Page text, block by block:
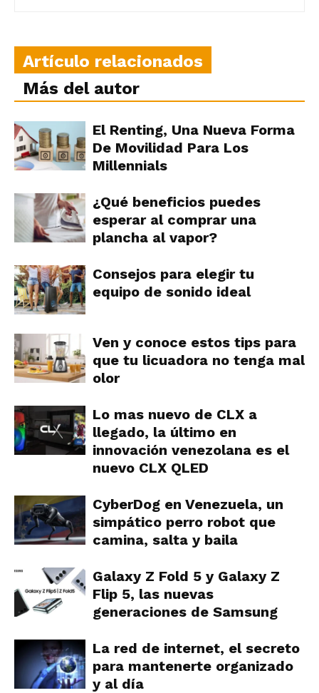
Artículo relacionados
Más del autor
El Renting, Una Nueva Forma
De Movilidad Para Los
Millennials
¿Qué beneficios puedes
esperar al comprar una
plancha al vapor?
Consejos para elegir tu
equipo de sonido ideal
Ven y conoce estos tips para
que tu licuadora no tenga mal
olor
Lo mas nuevo de CLX a
llegado, la último en
innovación venezolana es el
nuevo CLX QLED
CyberDog en Venezuela, un
simpático perro robot que
camina, salta y baila
Galaxy Z Fold 5 y Galaxy Z
Flip 5, las nuevas
generaciones de Samsung
La red de internet, el secreto
para mantenerte organizado
y al día